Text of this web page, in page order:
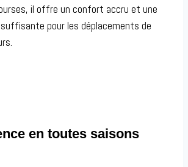
il offre un confort accru et une
pour les déplacements de
en toutes saisons